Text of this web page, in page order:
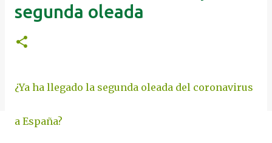
segunda oleada
¿Ya ha llegado la segunda oleada del coronavirus
a España?